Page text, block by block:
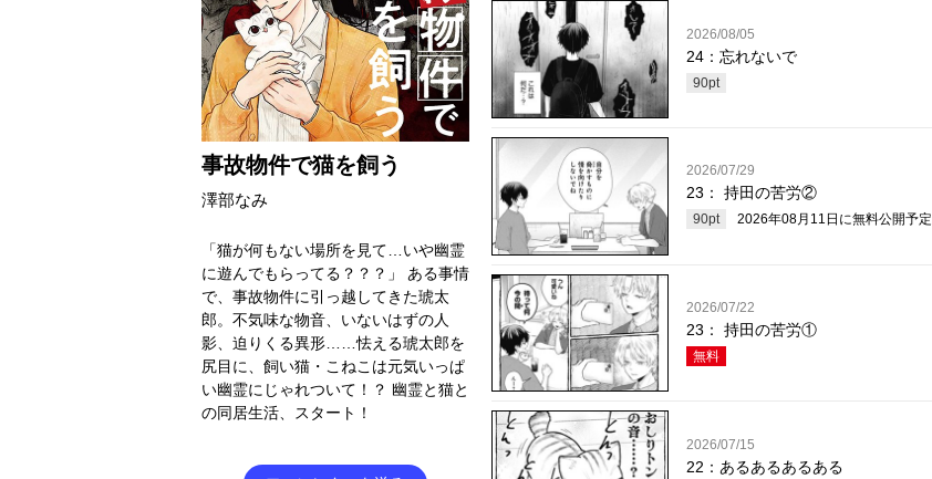
事故物件で猫を飼う
澤部なみ
「猫が何もない場所を見て…いや幽霊
に遊んでもらってる？？？」 ある事情
で、事故物件に引っ越してきた琥太
郎。不気味な物音、いないはずの人
影、迫りくる異形……怯える琥太郎を
尻目に、飼い猫・こねこは元気いっぱ
い幽霊にじゃれついて！？ 幽霊と猫と
の同居生活、スタート！
2026/08/05
24：忘れないで
90pt
2026/07/29
23： 持田の苦労②
90pt 2026年08月11日 に無料公開予定
2026/07/22
23： 持田の苦労①
無料
2026/07/15
22：あるあるあるある